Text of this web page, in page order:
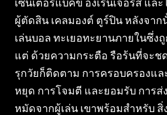
เซ็นเตอร์แบ็คข องเรนเจอร์ส แล
ผู้ตัดสิน เคลมองต์ ตูร์ปิน หลังจาก
เล่นบอล ทะเยอทะยานภายในซึ่ง
แต่ ด้วยความกระตือ รือร้นที่จะช
รุกวัยก็ติดตาม การครอบครองแล
หยุด การโจมตี และยอมรับ การส่
หมัดจากผู้เล่น เขาพร้อมสำหรับ